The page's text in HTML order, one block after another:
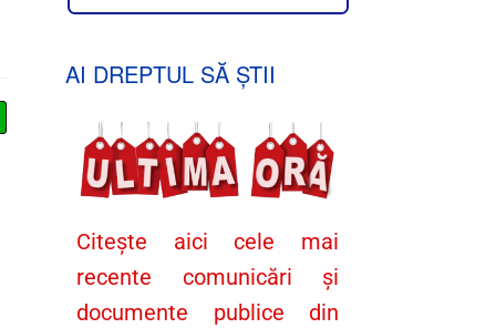
AI DREPTUL SĂ ȘTII
Citește aici cele mai
recente comunicări și
documente publice din